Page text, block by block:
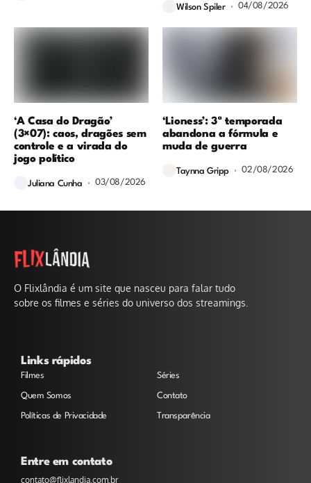
Wilson Spiler 04/08/2026
‘A Casa do Dragão’
(3×07): caos, dragões sem
controle e a virada do
jogo político
Juliana Cunha 03/08/2026
‘Lioness’: 3ª temporada
abandona a fórmula e
muda de guerra
Taynna Gripp 02/08/2026
O Flixlândia é um site que nasceu para falar tudo
sobre os filmes e séries do universo dos streamings.
Links rápidos
Filmes Séries
Quem Somos Contato
Políticas de Privacidade Transparência
Entre em contato
contato@flixlandia.com.br